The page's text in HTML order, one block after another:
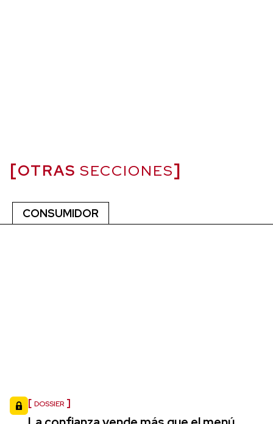
OTRAS SECCIONES
CONSUMIDOR
DOSSIER